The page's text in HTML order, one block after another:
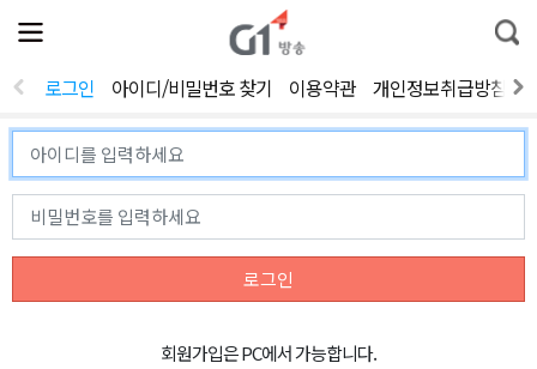
전
체
뉴
열
통
합
색
로그인 아이디/비밀번호 찾기 이용약관 개인정보취급방침
로그인
회원가입은 PC에서 가능합니다.